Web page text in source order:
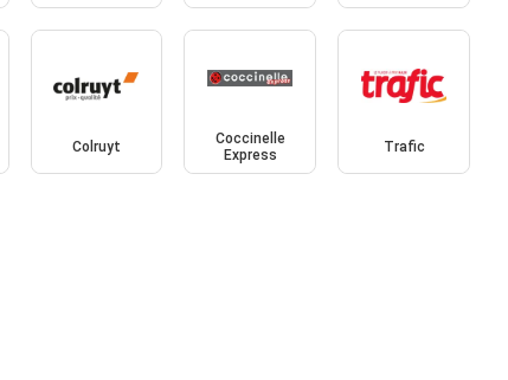
Colruyt
Coccinelle
Express
Trafic